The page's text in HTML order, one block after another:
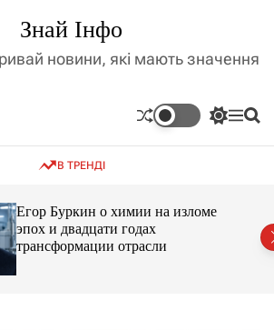
Знай Інфо
новини, які мають значення
П
к
М П
В ТРЕНДІ
Егор Буркин о химии на изломе
эпох и двадцати годах
трансформации отрасли